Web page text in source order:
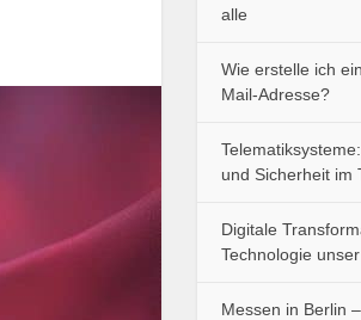
alle
Wie erstelle ich
Mail-Adresse?
und Sicherheit im
Digitale
Technologie
Messen in Berlin